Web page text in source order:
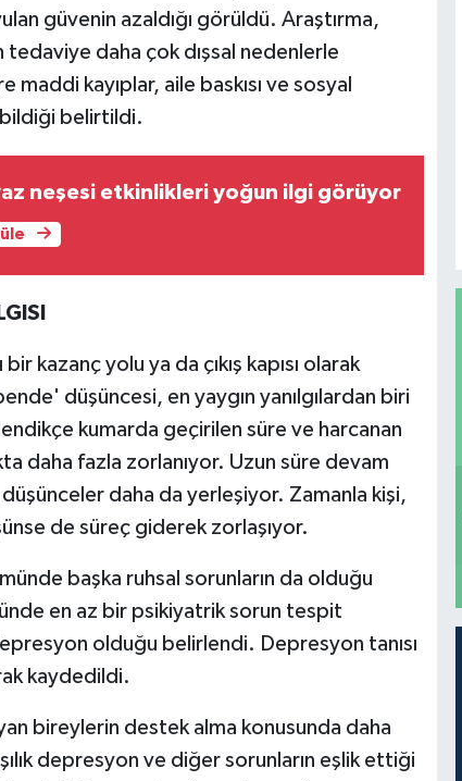
güvenin azaldığı görüldü. Araştırma,
tedaviye daha çok dışsal nedenlerle
kayıplar, aile baskısı ve sosyal
belirtildi.
neşesi etkinlikleri yoğun ilgi görüyor
kazanç yolu ya da çıkış kapısı olarak
düşüncesi, en yaygın yanılgılardan biri
kumarda geçirilen süre ve harcanan
daha fazla zorlanıyor. Uzun süre devam
daha da yerleşiyor. Zamanla kişi,
de süreç giderek zorlaşıyor.
başka ruhsal sorunların da olduğu
en az bir psikiyatrik sorun tespit
olduğu belirlendi. Depresyon tanısı
kaydedildi.
bireylerin destek alma konusunda daha
depresyon ve diğer sorunların eşlik ettiği